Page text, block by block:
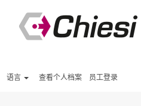
语言 查看个人档案 员工登录